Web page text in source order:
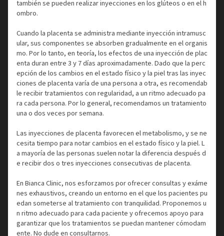
también se pueden realizar inyecciones en los glúteos o en el h
ombro.
Cuando la placenta se administra mediante inyección intramusc
ular, sus componentes se absorben gradualmente en el organis
mo. Por lo tanto, en teoría, los efectos de una inyección de plac
enta duran entre 3 y 7 días aproximadamente. Dado que la perc
epción de los cambios en el estado físico y la piel tras las inyec
ciones de placenta varía de una persona a otra, es recomendab
le recibir tratamientos con regularidad, a un ritmo adecuado pa
ra cada persona. Por lo general, recomendamos un tratamiento
una o dos veces por semana.
Las inyecciones de placenta favorecen el metabolismo, y se ne
cesita tiempo para notar cambios en el estado físico y la piel. L
a mayoría de las personas suelen notar la diferencia después d
e recibir dos o tres inyecciones consecutivas de placenta.
En Bianca Clinic, nos esforzamos por ofrecer consultas y exáme
nes exhaustivos, creando un entorno en el que los pacientes pu
edan someterse al tratamiento con tranquilidad. Proponemos u
n ritmo adecuado para cada paciente y ofrecemos apoyo para
garantizar que los tratamientos se puedan mantener cómodam
ente. No dude en consultarnos.